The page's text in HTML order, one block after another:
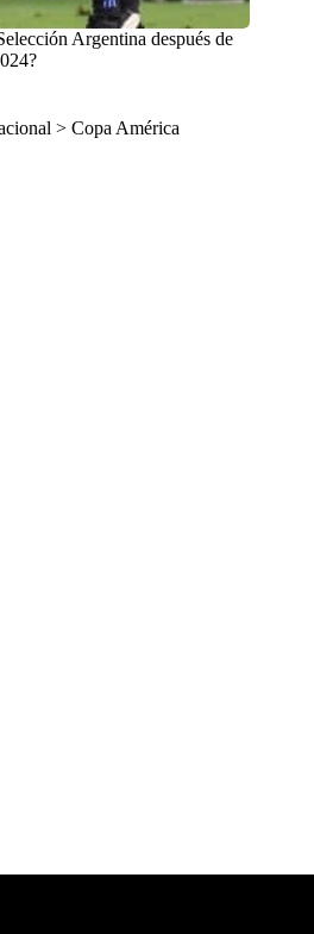
Argentina después de
> Copa América